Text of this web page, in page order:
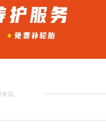
源。